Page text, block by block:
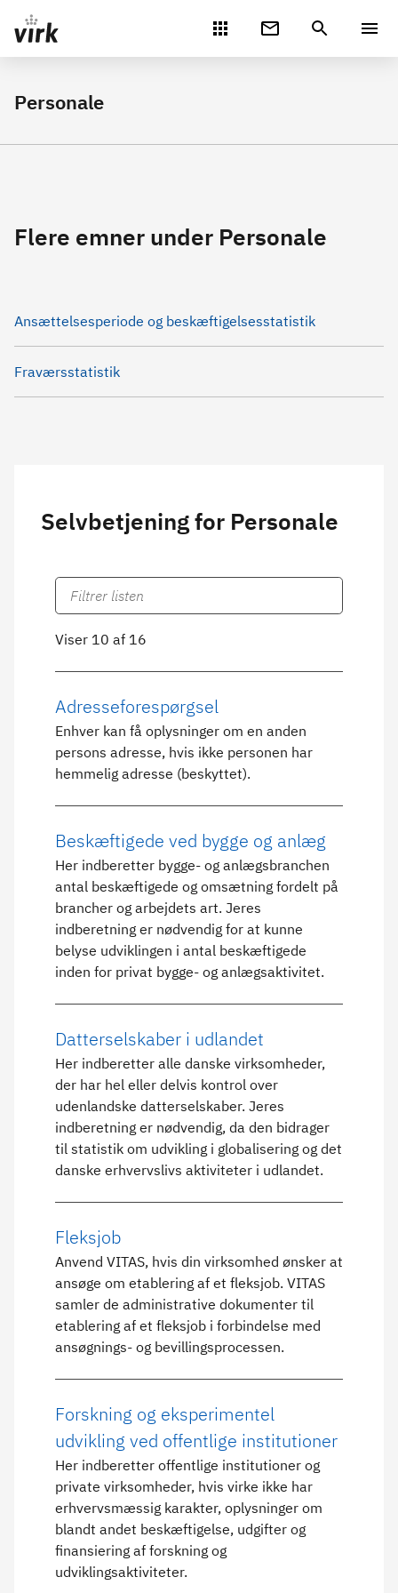
Gå direkte til indhold
Personale
Flere emner under Personale
Ansættelsesperiode og beskæftigelsesstatistik
Fraværsstatistik
Selvbetjening for Personale
Viser 10 af 16
Adresseforespørgsel
Enhver kan få oplysninger om en anden
persons adresse, hvis ikke personen har
hemmelig adresse (beskyttet).
Beskæftigede ved bygge og anlæg
Her indberetter bygge- og anlægsbranchen
antal beskæftigede og omsætning fordelt på
brancher og arbejdets art. Jeres
indberetning er nødvendig for at kunne
belyse udviklingen i antal beskæftigede
inden for privat bygge- og anlægsaktivitet.
Datterselskaber i udlandet
Her indberetter alle danske virksomheder,
der har hel eller delvis kontrol over
udenlandske datterselskaber. Jeres
indberetning er nødvendig, da den bidrager
til statistik om udvikling i globalisering og det
danske erhvervslivs aktiviteter i udlandet.
Fleksjob
Anvend VITAS, hvis din virksomhed ønsker at
ansøge om etablering af et fleksjob. VITAS
samler de administrative dokumenter til
etablering af et fleksjob i forbindelse med
ansøgnings- og bevillingsprocessen.
Forskning og eksperimentel
udvikling ved offentlige institutioner
Her indberetter offentlige institutioner og
private virksomheder, hvis virke ikke har
erhvervsmæssig karakter, oplysninger om
blandt andet beskæftigelse, udgifter og
finansiering af forskning og
udviklingsaktiviteter.